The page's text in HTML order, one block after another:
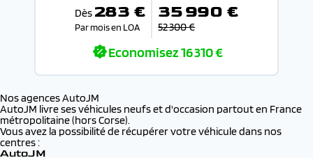
Dès 283 €
Par mois en LOA
35 990 €
52 300 €
Economisez16 310 €
Nos agences AutoJM
AutoJM livre ses véhicules neufs et d'occasion partout en France
métropolitaine (hors Corse).
Vous avez la possibilité de récupérer votre véhicule dans nos
centres :
AutoJM